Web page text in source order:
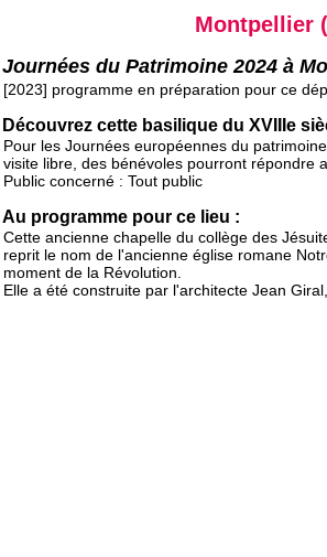
Montpellier
Journées du Patrimoine 2024 à
[2023] programme en préparation pour ce
Découvrez cette basilique du XVIIIe
Pour les Journées européennes du
visite libre, des bénévoles pourront répondre
Public concerné : Tout public
Au programme pour ce lieu :
Cette ancienne chapelle du collège des
reprit le nom de l'ancienne église romane
moment de la Révolution.
Elle a été construite par l'architecte Jean